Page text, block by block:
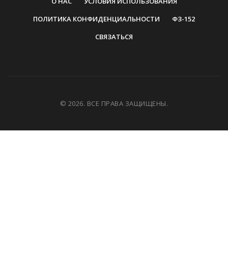
ПОЛИТИКА КОНФИДЕНЦИАЛЬНОСТИ
ФЗ-152
СВЯЗАТЬСЯ
© 2026. ВСЕ ПРАВА ЗАЩИЩЕНЫ.